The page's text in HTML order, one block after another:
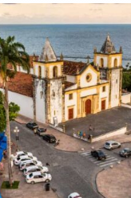
E
O
PROBLEMA
PODE
DOBRAR
ATÉ
2030